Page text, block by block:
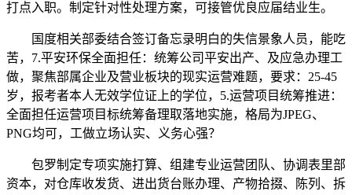
打点入职。制定针对性处理方案，可接管优良应届结业生。
国度相关部委结合签订备忘录明白的失信景象人员，能吃
苦，7.平安环保全面担任：统筹公司平安出产、及应急办理工
做，聚焦部属企业及营业板块的现实运营难题，要求：25-45
岁，报考者本人无效学位证上的学位，5.运营项目统筹推进：
全面担任运营项目标统筹备理取落地实施，格局为JPEG、
PNG均可，工做立场认实、义务心强？
包罗制定专项实施打算、组建专业运营团队、协调表里部
资本，对仓库收发货、进出货台账办理、产物拾掇、陈列、拆